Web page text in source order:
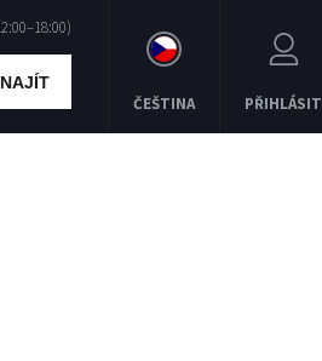
NAJÍT
ČEŠTINA PŘIHLÁSIT